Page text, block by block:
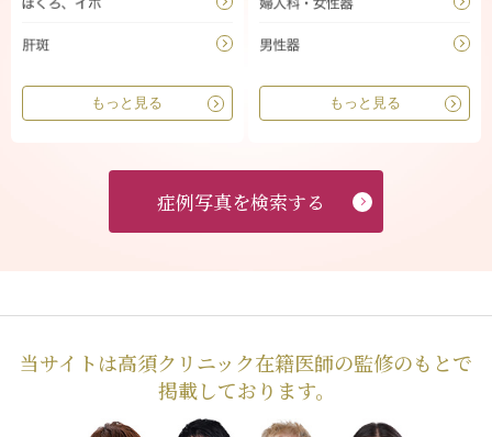
もっと見る もっと見る
症例写真を検索する
当サイトは高須クリニック在籍医師の監修のもとで
掲載しております。